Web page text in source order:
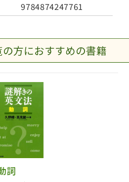
9784874247761
方におすすめの書籍
詞